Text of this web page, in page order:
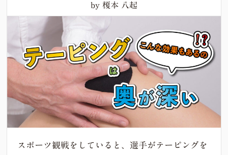
by 榎本 八起
スポーツ観戦をしていると、選手がテーピングを